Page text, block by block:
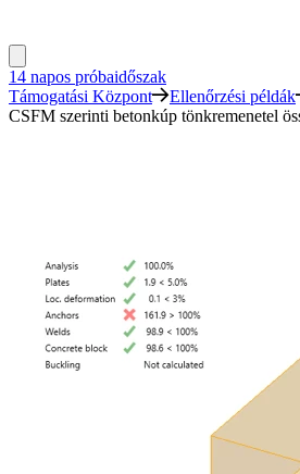
14 napos próbaidőszak
Támogatási Központ
Ellenőrzési példák
CSFM szerinti betonkúp tönkremenetel